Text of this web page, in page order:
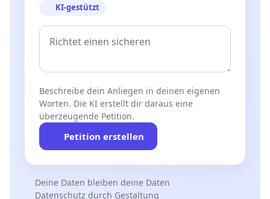
KI-gestützt
Beschreibe dein Anliegen in deinen eigenen
Worten. Die KI erstellt dir daraus eine
überzeugende Petition.
Petition erstellen
Deine Daten bleiben deine Daten
Datenschutz durch Gestaltung